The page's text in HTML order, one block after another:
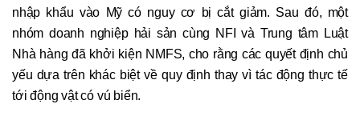
nhập khẩu vào Mỹ có nguy cơ bị cắt giảm. Sau đó, một
nhóm doanh nghiệp hải sản cùng NFI và Trung tâm Luật
Nhà hàng đã khởi kiện NMFS, cho rằng các quyết định chủ
yếu dựa trên khác biệt về quy định thay vì tác động thực tế
tới động vật có vú biển.